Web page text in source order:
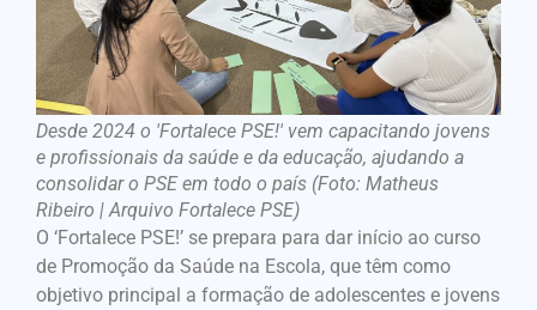
Desde 2024 o 'Fortalece PSE!' vem capacitando jovens
e profissionais da saúde e da educação, ajudando a
consolidar o PSE em todo o país (Foto: Matheus
Ribeiro | Arquivo Fortalece PSE)
O ‘Fortalece PSE!’ se prepara para dar início ao curso
de Promoção da Saúde na Escola, que têm como
objetivo principal a formação de adolescentes e jovens